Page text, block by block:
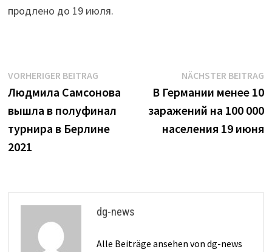
продлено до 19 июля.
Beitrags-
Navigation
VORHERIGER BEITRAGVorheriger
Beitrag:
Людмила Самсонова
вышла в полуфинал
турнира в Берлине
2021
NÄCHSTER BEITRAG
В Германии менее 10
заражений на 100 000
населения 19 июня
dg-news
Alle Beiträge ansehen von dg-news